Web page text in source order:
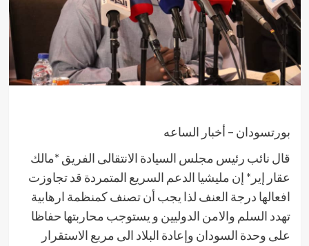
بورتسودان – أخبار الساعه
قال نائب رئيس مجلس السيادة الانتقالى الفريق *مالك
عقار إير* إن مليشيا الدعم السريع المتمردة قد تجاوزت
افعالها درجة العنف لذا يجب أن تصنف كمنظمة ارهابية
تهدد السلم والامن الدوليين و يستوجب محاربتها حفاظا
على وحدة السودان وإعادة البلاد الى مربع الاستقرار